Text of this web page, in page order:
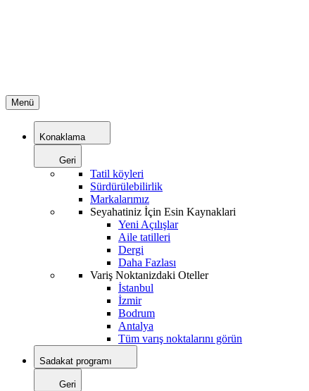
Menü
Konaklama
Geri
Tatil köyleri
Sürdürülebilirlik
Markalarımız
Seyahatiniz İçin Esin Kaynaklari
Yeni Açılışlar
Aile tatilleri
Dergi
Daha Fazlası
Variş Noktanizdaki Oteller
İstanbul
İzmir
Bodrum
Antalya
Tüm varış noktalarını görün
Sadakat programı
Geri